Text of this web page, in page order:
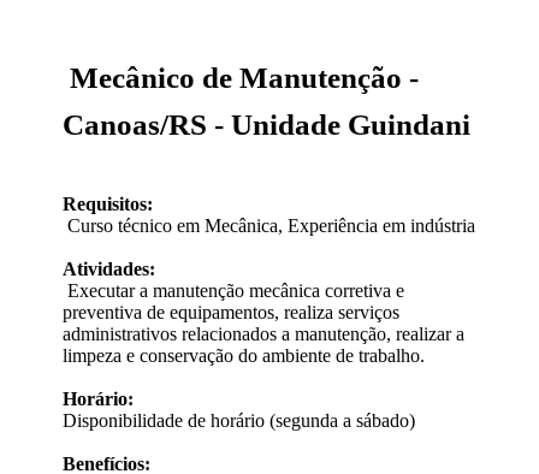
Mecânico de Manutenção -
Canoas/RS - Unidade Guindani
Requisitos:
Curso técnico em Mecânica, Experiência em indústria
Atividades:
Executar a manutenção mecânica corretiva e
preventiva de equipamentos, realiza serviços
administrativos relacionados a manutenção, realizar a
limpeza e conservação do ambiente de trabalho.
Horário:
Disponibilidade de horário (segunda a sábado)
Benefícios: